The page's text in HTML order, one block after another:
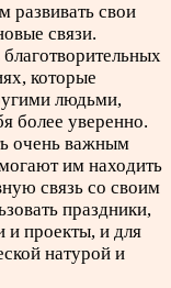
развивать свои
связи.
которые
людьми,
более уверенно.
очень важным
им находить
связь со своим
праздники,
и проекты, и для
натурой и